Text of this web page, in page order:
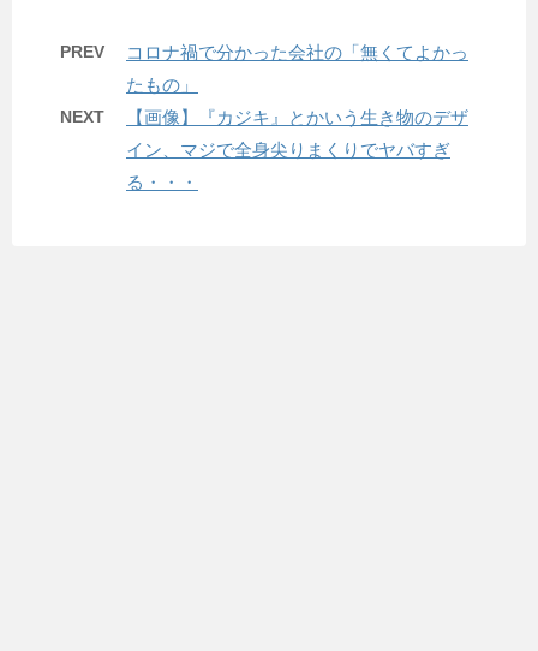
PREV
コロナ禍で分かった会社の「無くてよかっ
たもの」
NEXT
【画像】『カジキ』とかいう生き物のデザ
イン、マジで全身尖りまくりでヤバすぎ
る・・・